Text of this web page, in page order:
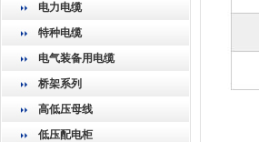
电力电缆
特种电缆
电气装备用电缆
桥架系列
高低压母线
低压配电柜